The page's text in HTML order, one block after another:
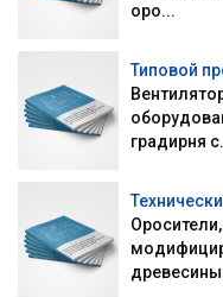
оро...
Типовой
градирня